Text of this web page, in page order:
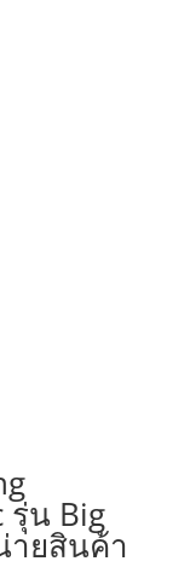
รุ่น Big
ายสินค้า